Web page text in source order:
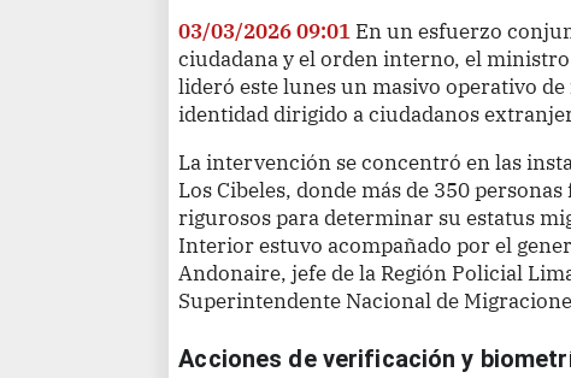
03/03/2026 09:01 En un esfuerzo
ciudadana y el orden interno, el
lideró este lunes un masivo operativo
identidad dirigido a ciudadanos
La intervención se concentró en las
Los Cibeles, donde más de 350
rigurosos para determinar su estatus
Interior estuvo acompañado por el
Andonaire, jefe de la Región Policial
Superintendente Nacional de
Acciones de verificación y